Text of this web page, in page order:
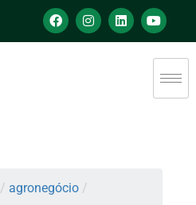
/ agronegócio /